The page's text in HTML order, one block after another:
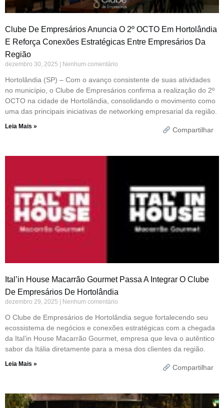
Clube De Empresários Anuncia O 2º OCTO Em Hortolândia
E Reforça Conexões Estratégicas Entre Empresários Da
Região
dezembro 30, 2025 Nenhum comentário
Hortolândia (SP) – Com o avanço consistente de suas atividades
no município, o Clube de Empresários confirma a realização do 2º
OCTO na cidade de Hortolândia, consolidando o movimento como
uma das principais iniciativas de networking empresarial da região.
Leia Mais » Compartilhar
Ital’in House Macarrão Gourmet Passa A Integrar O Clube
De Empresários De Hortolândia
dezembro 29, 2025 Nenhum comentário
O Clube de Empresários de Hortolândia segue fortalecendo seu
ecossistema de negócios e conexões estratégicas com a chegada
da Ital’in House Macarrão Gourmet, empresa que leva o autêntico
sabor da Itália diretamente para a mesa dos clientes da região.
Leia Mais » Compartilhar